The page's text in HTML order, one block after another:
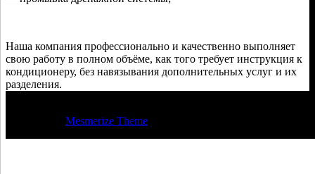
Наша компания профессионально и качественно выполняет
свою работу в полном объёме, как того требует инструкция к
кондиционеру, без навязывания дополнительных услуг и их
разделения.
Mesmerize Theme